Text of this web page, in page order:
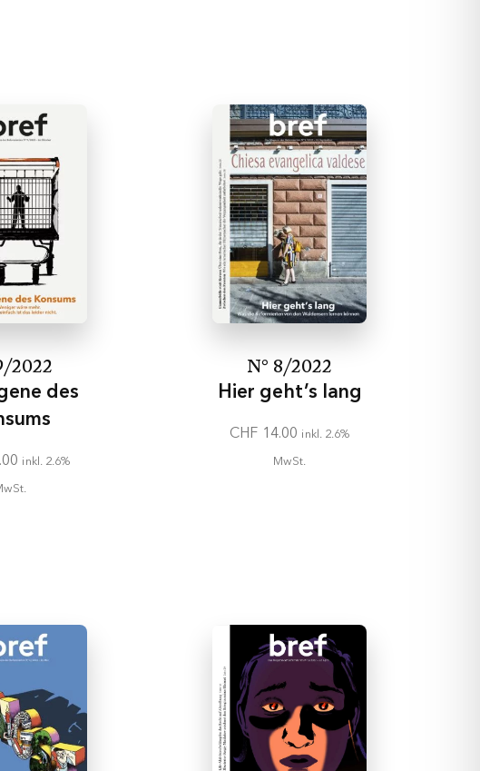
2022
des
inkl. 2.6%
N° 8/2022
Hier geht’s lang
CHF 14.00 inkl. 2.6%
MwSt.
zu versehen
mehr